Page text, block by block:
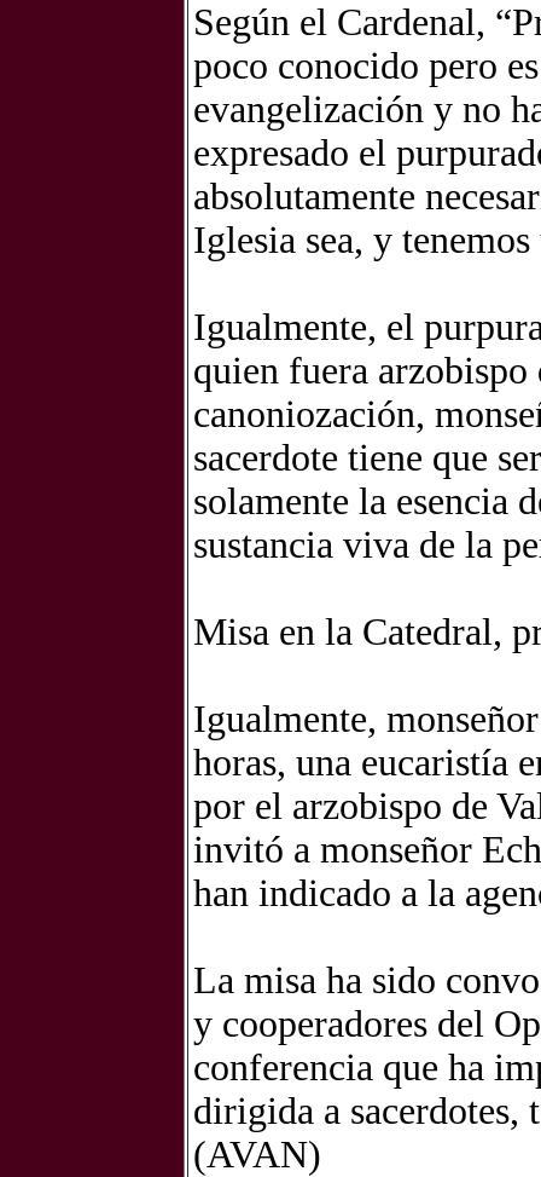
Según el Cardenal,
poco conocido pero
evangelización y no
expresado el
absolutamente
Iglesia sea, y
Igualmente, el
quien fuera arzobispo
canoniozación,
sacerdote tiene que
solamente la esencia
sustancia viva de la
Misa en la Catedral,
Igualmente,
horas, una eucaristía
por el arzobispo de
invitó a monseñor
han indicado a la
La misa ha sido
y cooperadores del
conferencia que ha
dirigida a sacerdotes,
(AVAN)